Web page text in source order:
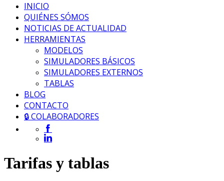
INICIO
QUIÉNES SÓMOS
NOTICIAS DE ACTUALIDAD
HERRAMIENTAS
MODELOS
SIMULADORES BÁSICOS
SIMULADORES EXTERNOS
TABLAS
BLOG
CONTACTO
🔒 COLABORADORES
Tarifas y tablas